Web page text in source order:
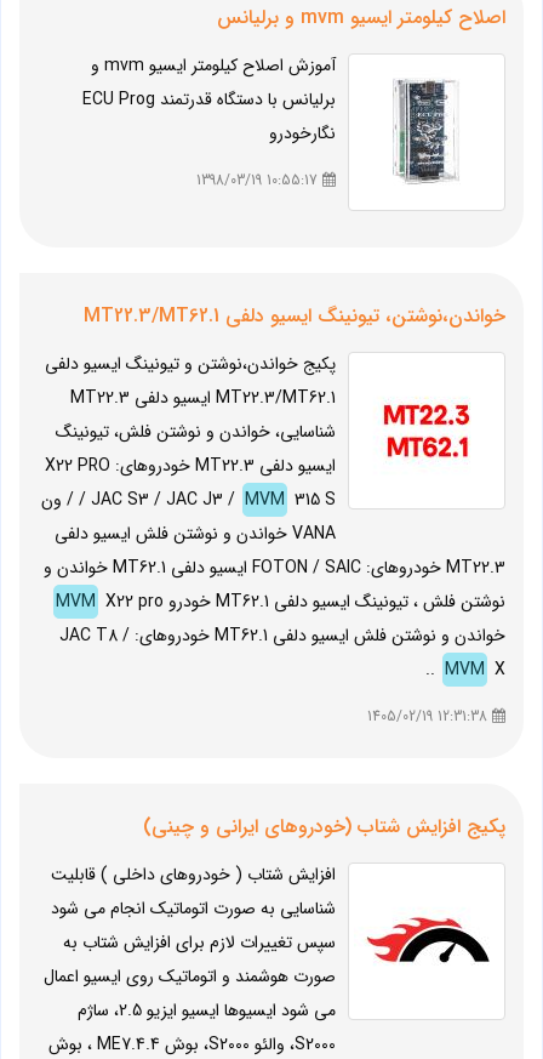
اصلاح کیلومتر ایسیو mvm و برلیانس
آموزش اصلاح کیلومتر ایسیو mvm و
برلیانس با دستگاه قدرتمند ECU Prog
نگارخودرو
خواندن،نوشتن، تیونینگ ایسیو دلفی MT22.3/MT62.1
پکیج خواندن،نوشتن و تیونینگ ایسیو دلفی
MT22.3/MT62.1 ایسیو دلفی MT22.3
شناسایی، خواندن و نوشتن فلش، تیونینگ
ایسیو دلفی MT22.3 خودروهای: X22 PRO
/ JAC S3 / JAC J3 / MVM
315 S / ون
VANA خواندن و نوشتن فلش ایسیو دلفی
MT22.3 خودروهای: FOTON / SAIC ایسیو دلفی MT62.1 خواندن و
نوشتن فلش ، تیونینگ ایسیو دلفی MT62.1 خودرو
MVM X22 pro
خواندن و نوشتن فلش ایسیو دلفی MT62.1 خودروهای: JAC T8 /
MVM X ..
پکیج افزایش شتاب (خودروهای ایرانی و چینی)
افزایش شتاب ( خودروهای داخلی ) قابلیت
شناسایی به صورت اتوماتیک انجام می شود
سپس تغییرات لازم برای افزایش شتاب به
صورت هوشمند و اتوماتیک روی ایسیو اعمال
می شود ایسیوها ایسیو ایزیو 2.5، ساژم
S2000، والئو S2000، بوش ME7.4.4 ، بوش